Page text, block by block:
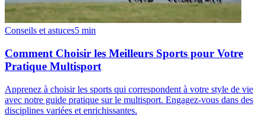
Conseils et astuces5 min
Comment Choisir les Meilleurs Sports pour Votre
Pratique Multisport
Apprenez à choisir les sports qui correspondent à votre style de vie
avec notre guide pratique sur le multisport. Engagez-vous dans des
disciplines variées et enrichissantes.